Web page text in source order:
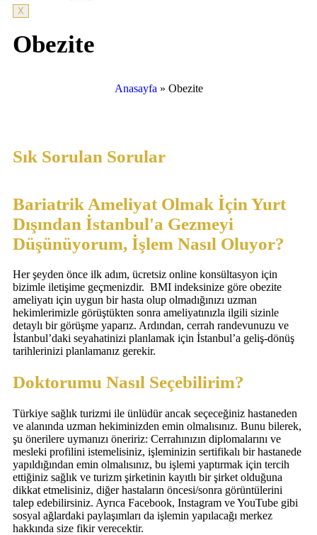
X
Obezite
Anasayfa » Obezite
Sık Sorulan Sorular
Bariatrik Ameliyat Olmak İçin Yurt
Dışından İstanbul'a Gezmeyi
Düşünüyorum, İşlem Nasıl Oluyor?
Her şeyden önce ilk adım, ücretsiz online konsültasyon için
bizimle iletişime geçmenizdir. BMI indeksinize göre obezite
ameliyatı için uygun bir hasta olup olmadığınızı uzman
hekimlerimizle görüştükten sonra ameliyatınızla ilgili sizinle
detaylı bir görüşme yaparız. Ardından, cerrah randevunuzu ve
İstanbul’daki seyahatinizi planlamak için İstanbul’a geliş-dönüş
tarihlerinizi planlamanız gerekir.
Doktorumu Nasıl Seçebilirim?
Türkiye sağlık turizmi ile ünlüdür ancak seçeceğiniz hastaneden
ve alanında uzman hekiminizden emin olmalısınız. Bunu bilerek,
şu önerilere uymanızı öneririz: Cerrahınızın diplomalarını ve
mesleki profilini istemelisiniz, işleminizin sertifikalı bir hastanede
yapıldığından emin olmalısınız, bu işlemi yaptırmak için tercih
ettiğiniz sağlık ve turizm şirketinin kayıtlı bir şirket olduğuna
dikkat etmelisiniz, diğer hastaların öncesi/sonra görüntülerini
talep edebilirsiniz. Ayrıca Facebook, Instagram ve YouTube gibi
sosyal ağlardaki paylaşımları da işlemin yapılacağı merkez
hakkında size fikir verecektir.